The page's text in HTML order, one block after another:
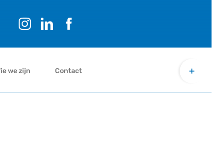
we zijn Contact
Toggle